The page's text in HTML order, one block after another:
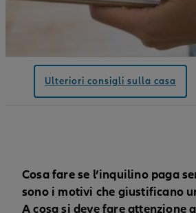
Ulteriori consigli sulla casa
Cosa fare se l’inquilino paga
sono i motivi che giustificano
A cosa si deve fare attenzione